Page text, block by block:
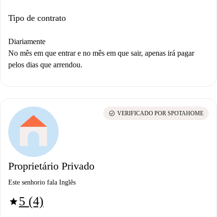
Tipo de contrato
Diariamente
No mês em que entrar e no mês em que sair, apenas irá pagar
pelos dias que arrendou.
Proprietário Privado
Este senhorio fala Inglês
star5 (4)
check_circle VERIFICADO POR SPOTAHOME